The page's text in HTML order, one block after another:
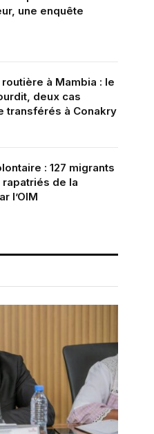
une enquête
à Mambia : le
deux cas
transférés à Conakry
: 127 migrants
de la
l’OIM